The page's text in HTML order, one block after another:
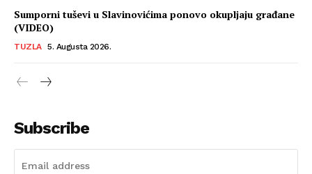
Sumporni tuševi u Slavinovićima ponovo okupljaju građane
(VIDEO)
TUZLA 5. Augusta 2026.
Subscribe